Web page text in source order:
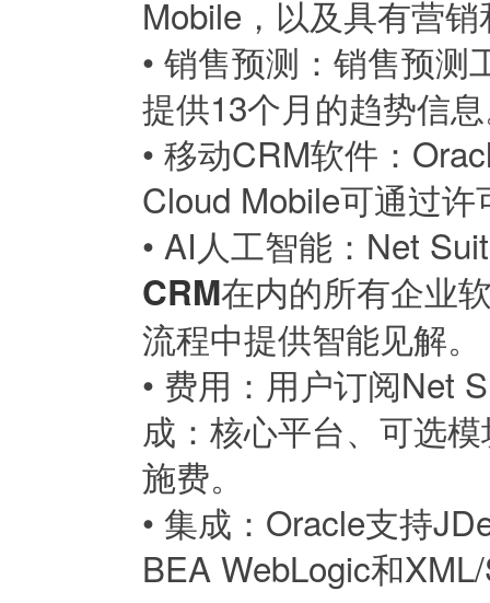
Mobile，以及具有营
• 销售预测：销售预测
提供13个月的趋势信
• 移动CRM软件：
Cloud Mobile可通过
• AI人工智能：Net
CRM在内的所有企业
流程中提供智能见解。
• 费用：用户订阅Net
成：核心平台、可选
施费。
• 集成：Oracle支持
BEA WebLogic和